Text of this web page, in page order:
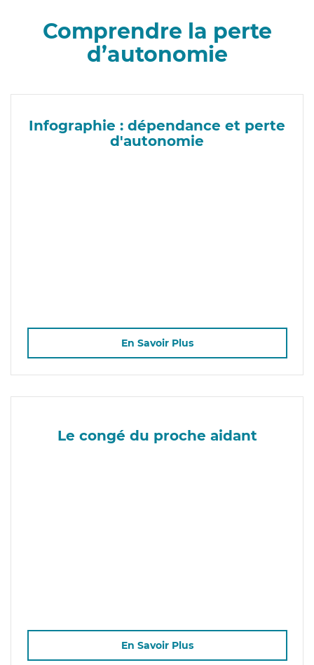
Comprendre la perte
d’autonomie
Infographie : dépendance et perte
d'autonomie
En Savoir Plus
Le congé du proche aidant
En Savoir Plus